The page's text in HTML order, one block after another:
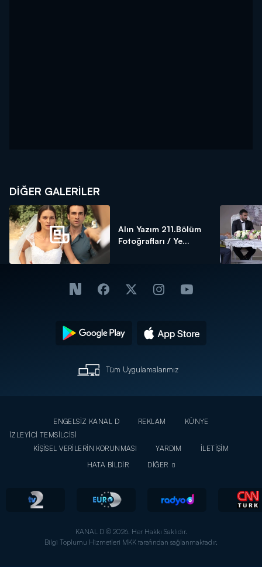
DİĞER GALERİLER
Alın Yazım 211.Bölüm
Fotoğrafları / Ye...
Tüm Uygulamalarımız
ENGELSİZ KANAL D REKLAM
KÜNYE
İZLEYİCİ TEMSİLCİSİ
KİŞİSEL VERİLERİN KORUNMASI
YARDIM
İLETİŞİM
HATA BİLDİR
DİĞER
KANAL D © 2026. Her Hakkı Saklıdır.
Bilgi Toplumu Hizmetleri MKK tarafından sağlanmaktadır.